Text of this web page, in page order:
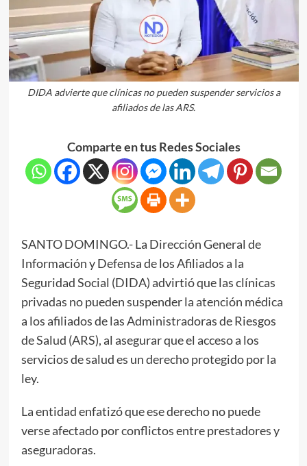
DIDA advierte que clínicas no pueden suspender servicios a
afiliados de las ARS.
Comparte en tus Redes Sociales
SANTO DOMINGO.- La Dirección General de
Información y Defensa de los Afiliados a la
Seguridad Social (DIDA) advirtió que las clínicas
privadas no pueden suspender la atención médica
a los afiliados de las Administradoras de Riesgos
de Salud (ARS), al asegurar que el acceso a los
servicios de salud es un derecho protegido por la
ley.
La entidad enfatizó que ese derecho no puede
verse afectado por conflictos entre prestadores y
aseguradoras.